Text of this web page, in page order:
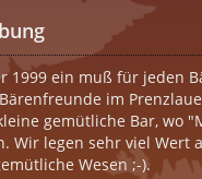
1999 ein muß für jeden
im
gemütliche Bar, wo
Wir legen sehr viel Wert
Wesen ;-).